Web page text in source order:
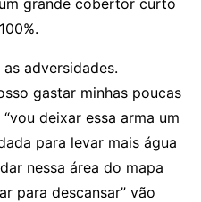
adversidades.
gastar minhas poucas
deixar essa arma um
para levar mais água
nessa área do mapa
para descansar” vão